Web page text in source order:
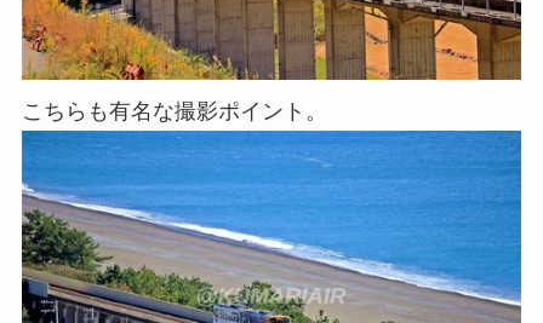
こちらも有名な撮影ポイント。